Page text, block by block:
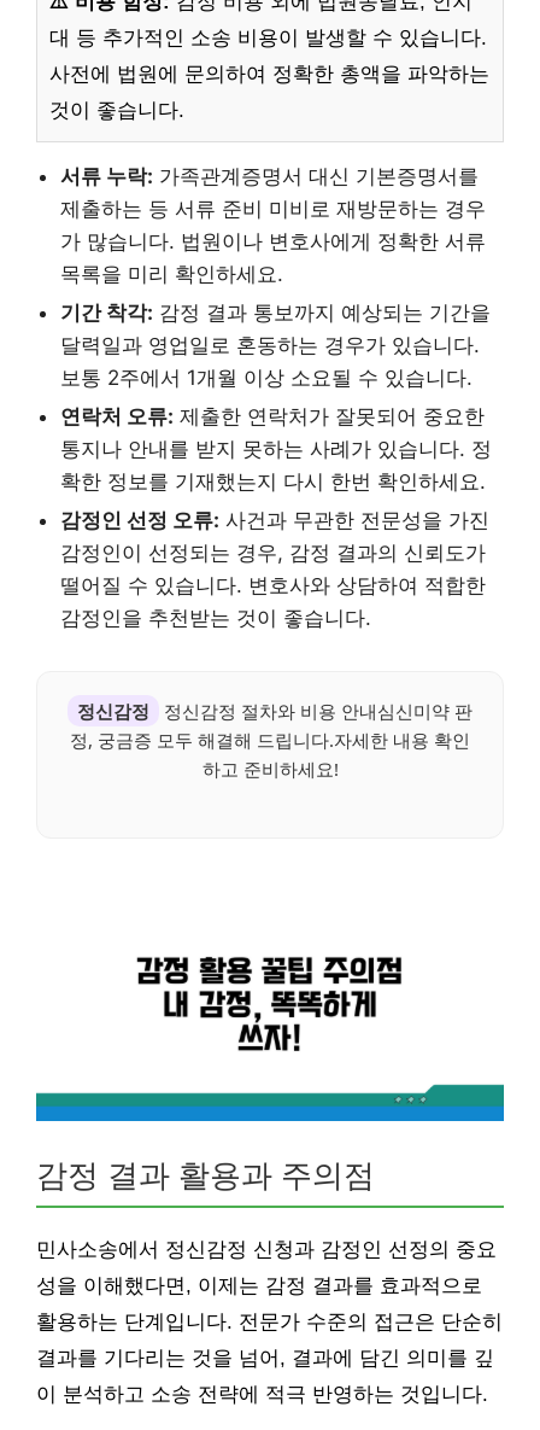
대 등 추가적인 소송 비용이 발생할 수 있습니다.
사전에 법원에 문의하여 정확한 총액을 파악하는
것이 좋습니다.
서류 누락: 가족관계증명서 대신 기본증명서를
제출하는 등 서류 준비 미비로 재방문하는 경우
가 많습니다. 법원이나 변호사에게 정확한 서류
목록을 미리 확인하세요.
기간 착각: 감정 결과 통보까지 예상되는 기간을
달력일과 영업일로 혼동하는 경우가 있습니다.
보통 2주에서 1개월 이상 소요될 수 있습니다.
연락처 오류: 제출한 연락처가 잘못되어 중요한
통지나 안내를 받지 못하는 사례가 있습니다. 정
확한 정보를 기재했는지 다시 한번 확인하세요.
감정인 선정 오류: 사건과 무관한 전문성을 가진
감정인이 선정되는 경우, 감정 결과의 신뢰도가
떨어질 수 있습니다. 변호사와 상담하여 적합한
감정인을 추천받는 것이 좋습니다.
정신감정
정신감정 절차와 비용 안내심신미약 판
정, 궁금증 모두 해결해 드립니다.자세한 내용 확인
하고 준비하세요!
감정 결과 활용과 주의점
민사소송에서 정신감정 신청과 감정인 선정의 중요
성을 이해했다면, 이제는 감정 결과를 효과적으로
활용하는 단계입니다. 전문가 수준의 접근은 단순히
결과를 기다리는 것을 넘어, 결과에 담긴 의미를 깊
이 분석하고 소송 전략에 적극 반영하는 것입니다.